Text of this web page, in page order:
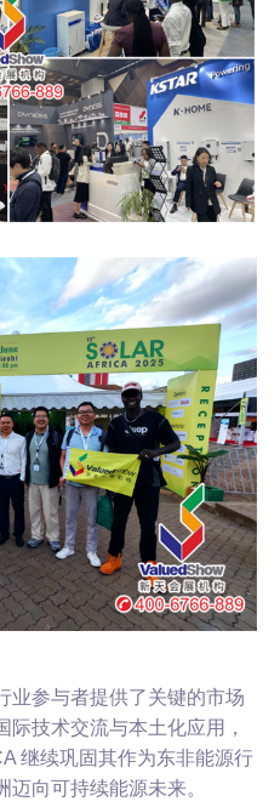
参与者提供了关键的市场
技术交流与本土化应用，
继续巩固其作为东非能源行
向可持续能源未来。